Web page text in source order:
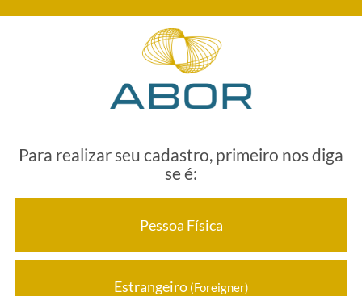
Para realizar seu cadastro, primeiro nos diga
se é:
Pessoa Física
Estrangeiro (Foreigner)